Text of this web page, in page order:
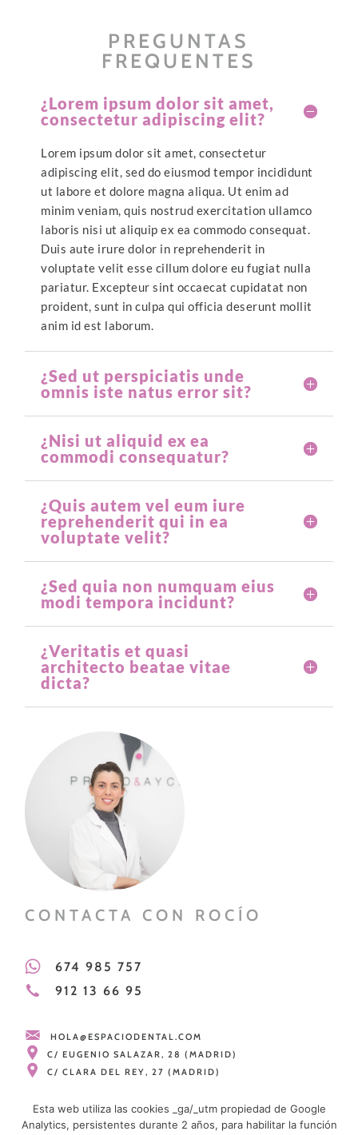
PREGUNTAS
FREQUENTES
¿Lorem ipsum dolor sit amet,
consectetur adipiscing elit?
Lorem ipsum dolor sit amet, consectetur
adipiscing elit, sed do eiusmod tempor incididunt
ut labore et dolore magna aliqua. Ut enim ad
minim veniam, quis nostrud exercitation ullamco
laboris nisi ut aliquip ex ea commodo consequat.
Duis aute irure dolor in reprehenderit in
voluptate velit esse cillum dolore eu fugiat nulla
pariatur. Excepteur sint occaecat cupidatat non
proident, sunt in culpa qui officia deserunt mollit
anim id est laborum.
¿Sed ut perspiciatis unde
omnis iste natus error sit?
¿Nisi ut aliquid ex ea
commodi consequatur?
¿Quis autem vel eum iure
reprehenderit qui in ea
voluptate velit?
¿Sed quia non numquam eius
modi tempora incidunt?
¿Veritatis et quasi
architecto beatae vitae
dicta?
CONTACTA CON ROCÍO
674 985 757
912 13 66 95
HOLA@ESPACIODENTAL.COM
C/ EUGENIO SALAZAR, 28 (MADRID)
C/ CLARA DEL REY, 27 (MADRID)
Esta web utiliza las cookies _ga/_utm propiedad de Google
Analytics, persistentes durante 2 años, para habilitar la función